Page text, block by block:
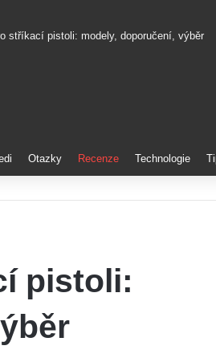
stříkací pistoli: modely, doporučení, výběr
Otazky Recenze Technologie
pistoli: